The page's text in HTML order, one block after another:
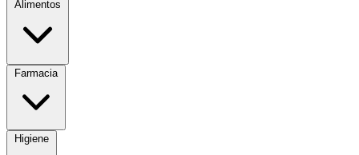
Alimentos
Farmacia
Higiene